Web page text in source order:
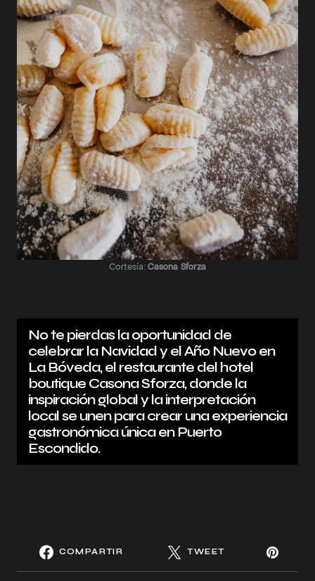
Cortesía: Casona Sforza
No te pierdas la oportunidad de
celebrar la Navidad y el Año Nuevo en
La Bóveda, el restaurante del hotel
boutique Casona Sforza, donde la
inspiración global y la interpretación
local se unen para crear una experiencia
gastronómica única en Puerto
Escondido.
COMPARTIR TWEET